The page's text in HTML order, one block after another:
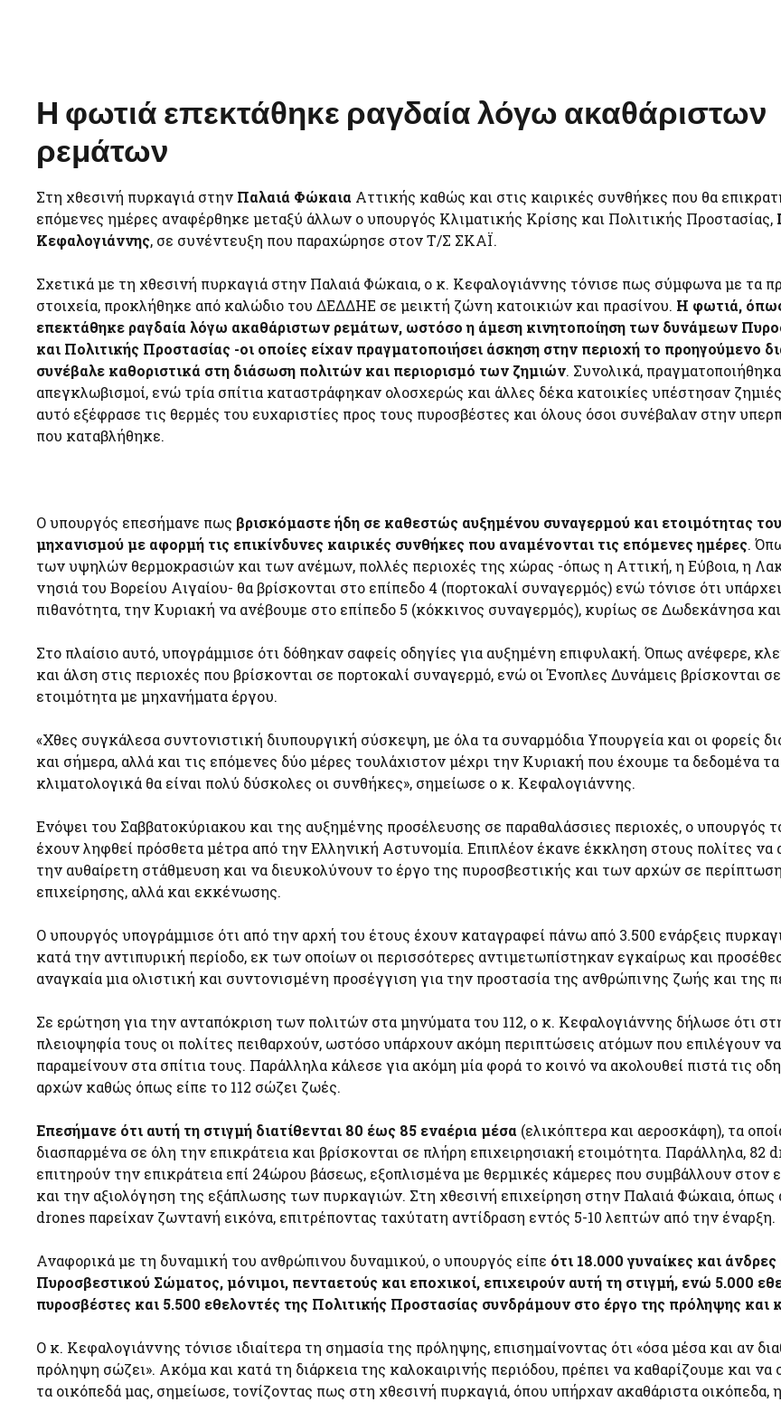
Η φωτιά επεκτάθηκε ραγδαία λόγω ακαθάριστων
ρεμάτων
Στη χθεσινή πυρκαγιά στην Παλαιά Φώκαια Αττικής καθώς και στις καιρικές συνθήκες που θα
επόμενες ημέρες αναφέρθηκε μεταξύ άλλων ο υπουργός Κλιματικής Κρίσης και Πολιτικής Προστασίας,
Κεφαλογιάννης, σε συνέντευξη που παραχώρησε στον Τ/Σ ΣΚΑΪ.
Σχετικά με τη χθεσινή πυρκαγιά στην Παλαιά Φώκαια, ο κ. Κεφαλογιάννης τόνισε πως σύμφωνα με τα
στοιχεία, προκλήθηκε από καλώδιο του ΔΕΔΔΗΕ σε μεικτή ζώνη κατοικιών και πρασίνου. Η φωτιά,
επεκτάθηκε ραγδαία λόγω ακαθάριστων ρεμάτων, ωστόσο η άμεση κινητοποίηση των δυνάμεων
και Πολιτικής Προστασίας -οι οποίες είχαν πραγματοποιήσει άσκηση στην περιοχή το προηγούμενο
συνέβαλε καθοριστικά στη διάσωση πολιτών και περιορισμό των ζημιών. Συνολικά,
απεγκλωβισμοί, ενώ τρία σπίτια καταστράφηκαν ολοσχερώς και άλλες δέκα κατοικίες υπέστησαν
αυτό εξέφρασε τις θερμές του ευχαριστίες προς τους πυροσβέστες και όλους όσοι συνέβαλαν στην
που καταβλήθηκε.
Ο υπουργός επεσήμανε πως βρισκόμαστε ήδη σε καθεστώς αυξημένου συναγερμού και ετοιμότητας
μηχανισμού με αφορμή τις επικίνδυνες καιρικές συνθήκες που αναμένονται τις επόμενες ημέρες.
των υψηλών θερμοκρασιών και των ανέμων, πολλές περιοχές της χώρας -όπως η Αττική, η Εύβοια, η
νησιά του Βορείου Αιγαίου- θα βρίσκονται στο επίπεδο 4 (πορτοκαλί συναγερμός) ενώ τόνισε ότι
πιθανότητα, την Κυριακή να ανέβουμε στο επίπεδο 5 (κόκκινος συναγερμός), κυρίως σε Δωδεκάνησα
Στο πλαίσιο αυτό, υπογράμμισε ότι δόθηκαν σαφείς οδηγίες για αυξημένη επιφυλακή. Όπως ανέφερε,
και άλση στις περιοχές που βρίσκονται σε πορτοκαλί συναγερμό, ενώ οι Ένοπλες Δυνάμεις βρίσκονται
ετοιμότητα με μηχανήματα έργου.
«Χθες συγκάλεσα συντονιστική διυπουργική σύσκεψη, με όλα τα συναρμόδια Υπουργεία και οι φορείς
και σήμερα, αλλά και τις επόμενες δύο μέρες τουλάχιστον μέχρι την Κυριακή που έχουμε τα δεδομένα τα
κλιματολογικά θα είναι πολύ δύσκολες οι συνθήκες», σημείωσε ο κ. Κεφαλογιάννης.
Ενόψει του Σαββατοκύριακου και της αυξημένης προσέλευσης σε παραθαλάσσιες περιοχές, ο υπουργός
έχουν ληφθεί πρόσθετα μέτρα από την Ελληνική Αστυνομία. Επιπλέον έκανε έκκληση στους πολίτες
την αυθαίρετη στάθμευση και να διευκολύνουν το έργο της πυροσβεστικής και των αρχών σε περίπτωση
επιχείρησης, αλλά και εκκένωσης.
Ο υπουργός υπογράμμισε ότι από την αρχή του έτους έχουν καταγραφεί πάνω από 3.500 ενάρξεις
κατά την αντιπυρική περίοδο, εκ των οποίων οι περισσότερες αντιμετωπίστηκαν εγκαίρως και
αναγκαία μια ολιστική και συντονισμένη προσέγγιση για την προστασία της ανθρώπινης ζωής και της
Σε ερώτηση για την ανταπόκριση των πολιτών στα μηνύματα του 112, ο κ. Κεφαλογιάννης δήλωσε ότι
πλειοψηφία τους οι πολίτες πειθαρχούν, ωστόσο υπάρχουν ακόμη περιπτώσεις ατόμων που επιλέγουν να
παραμείνουν στα σπίτια τους. Παράλληλα κάλεσε για ακόμη μία φορά το κοινό να ακολουθεί πιστά τις
αρχών καθώς όπως είπε το 112 σώζει ζωές.
Επεσήμανε ότι αυτή τη στιγμή διατίθενται 80 έως 85 εναέρια μέσα (ελικόπτερα και αεροσκάφη), τα
διασπαρμένα σε όλη την επικράτεια και βρίσκονται σε πλήρη επιχειρησιακή ετοιμότητα. Παράλληλα, 82
επιτηρούν την επικράτεια επί 24ώρου βάσεως, εξοπλισμένα με θερμικές κάμερες που συμβάλλουν στον
και την αξιολόγηση της εξάπλωσης των πυρκαγιών. Στη χθεσινή επιχείρηση στην Παλαιά Φώκαια, όπως
drones παρείχαν ζωντανή εικόνα, επιτρέποντας ταχύτατη αντίδραση εντός 5-10 λεπτών από την έναρξη.
Αναφορικά με τη δυναμική του ανθρώπινου δυναμικού, ο υπουργός είπε ότι 18.000 γυναίκες και άνδρες
Πυροσβεστικού Σώματος, μόνιμοι, πενταετούς και εποχικοί, επιχειρούν αυτή τη στιγμή, ενώ 5.000
πυροσβέστες και 5.500 εθελοντές της Πολιτικής Προστασίας συνδράμουν στο έργο της πρόληψης και
Ο κ. Κεφαλογιάννης τόνισε ιδιαίτερα τη σημασία της πρόληψης, επισημαίνοντας ότι «όσα μέσα και αν
πρόληψη σώζει». Ακόμα και κατά τη διάρκεια της καλοκαιρινής περιόδου, πρέπει να καθαρίζουμε και να
τα οικόπεδά μας, σημείωσε, τονίζοντας πως στη χθεσινή πυρκαγιά, όπου υπήρχαν ακαθάριστα οικόπεδα,